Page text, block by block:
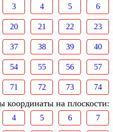
3 4 5 6
20 21 22 23
37 38 39 40
54 55 56 57
71 72 73 74
координаты на плоскости:
4 5 6 7